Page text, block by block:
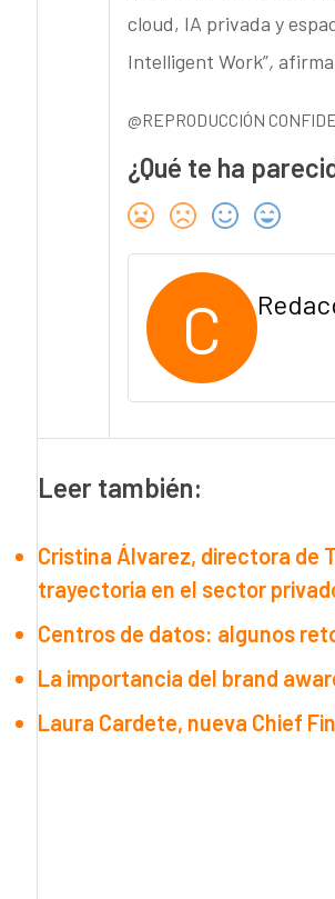
cloud, IA privada y
Intelligent Work”,
@REPRODUCCIÓN
¿Qué te ha
C
Leer también:
Cristina Álvarez, directora de
trayectoria en el sector
Centros de datos: algunos
La importancia del brand
Laura Cardete, nueva Chief